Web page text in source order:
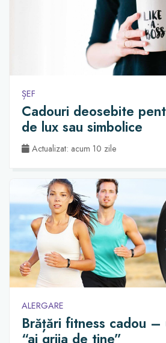
ȘEF
Cadouri deosebite
de lux sau simbolice
Actualizat: acum 10 zile
ALERGARE
Brățări fitness cadou
“ai grija de tine”